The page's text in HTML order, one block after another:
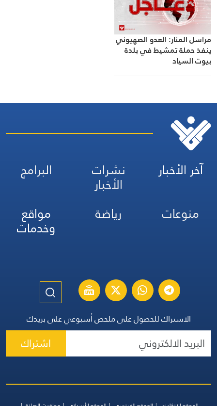
مراسل المنار: العدو الصهيوني
ينفذ حملة تمشيط في بلدة
بيوت السياد
آخر الأخبار نشرات
الأخبار
البرامج
منوعات
رياضة مواقع
وخدمات
الاشتراك للحصول على ملخص أسبوعي على بريدك
اشتراك